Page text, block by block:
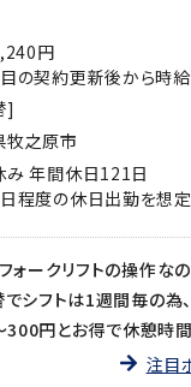
円
の契約更新後から時
]
牧之原市
み 年間休日121日
程度の休日出勤を想定
300円とお得で休憩時
注目